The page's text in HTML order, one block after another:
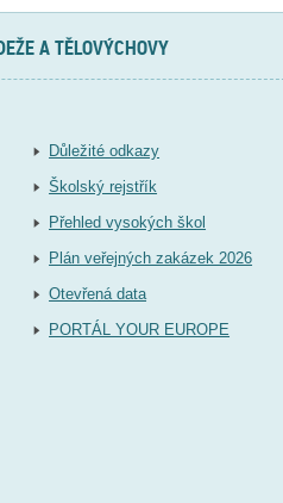
A TĚLOVÝCHOVY
Důležité odkazy
Školský rejstřík
Přehled vysokých škol
Plán veřejných zakázek 2026
Otevřená data
PORTÁL YOUR EUROPE